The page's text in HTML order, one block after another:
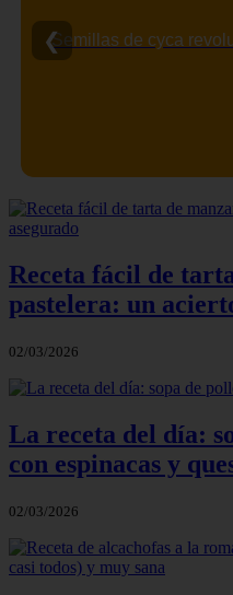
Semillas de cyca
❮
Receta fácil de
pastelera: un
02/03/2026
La receta del día:
con espinacas y
02/03/2026